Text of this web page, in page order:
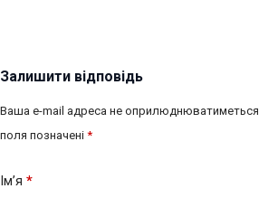
Залишити відповідь
Ваша e-mail адреса не оприлюднюватиметься.
поля позначені *
Ім’я *